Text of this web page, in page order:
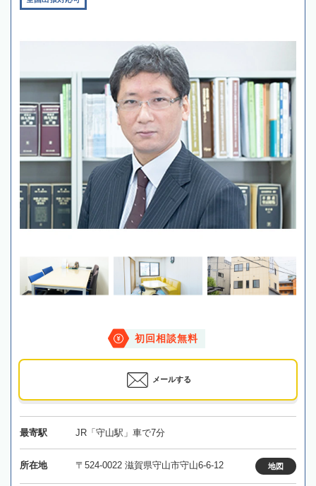
初回相談無料
メールする
最寄駅 JR「守山駅」車で7分
所在地 〒524-0022 滋賀県守山市守山6-6-12 地図